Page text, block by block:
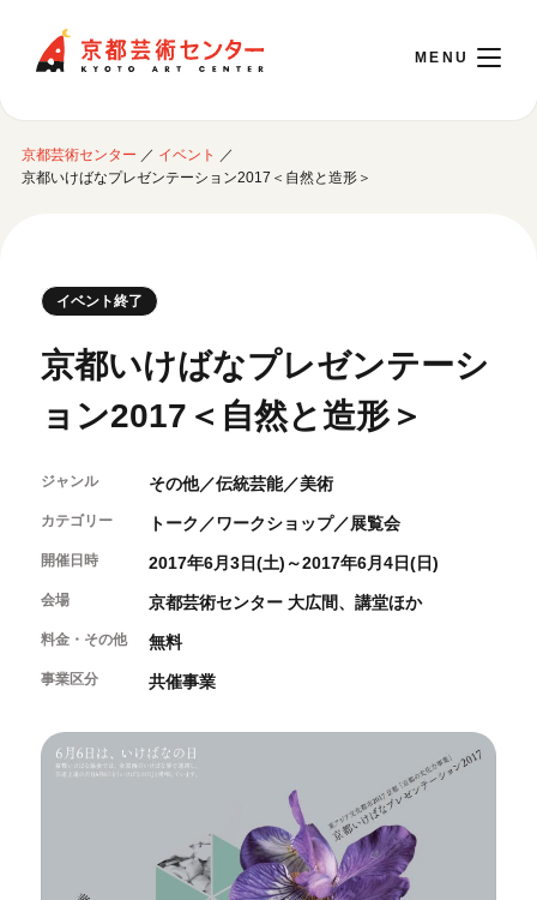
English
※チケット窓口は18:00まで／ギャラリー・図書室・情報コーナーは20:00まで／カ
ご利用案内
交通アクセス
図書室・情報コーナー
よくあるご質問
取材／視察・見学／撮影
イベントに参加する
月間スケジュール
これまでのイベント
制作室を使う
制作室について
制作室の使用方法・募集要項
制作室の設備
公募情報
ボランティア
京都芸術センターについて
京都芸術センターってどんなところ？
京都芸術センターの歩み
概要・理念・運営体制
京都芸術センター ／ イベント ／
京都いけばなプレゼンテーション2017＜自然と造形＞
イベント終了
京都いけばなプレゼンテーシ
ョン2017＜自然と造形＞
ジャンル その他／伝統芸能／美術
カテゴリー トーク／ワークショップ／展覧会
開催日時 2017年6月3日(土)～2017年6月4日(日)
会場 京都芸術センター 大広間、講堂ほか
料金・その他 無料
事業区分 共催事業